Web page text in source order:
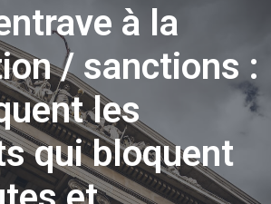
à la
/ sanctions :
les
qui bloquent